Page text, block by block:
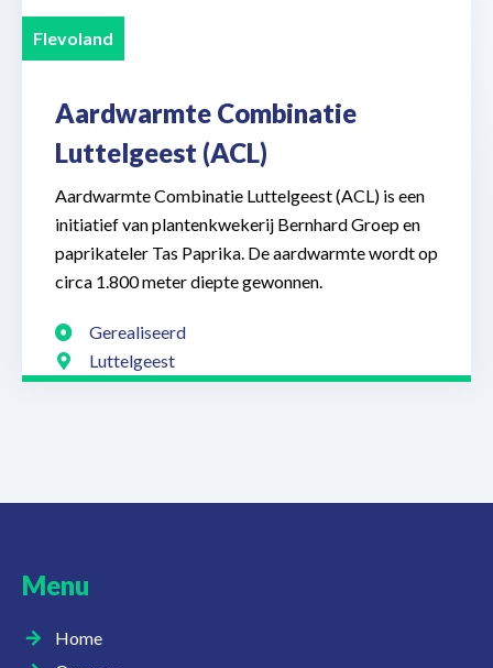
Flevoland
Aardwarmte Combinatie
Luttelgeest (ACL)
Aardwarmte Combinatie Luttelgeest (ACL) is een
initiatief van plantenkwekerij Bernhard Groep en
paprikateler Tas Paprika. De aardwarmte wordt op
circa 1.800 meter diepte gewonnen.
Gerealiseerd
Luttelgeest
Menu
Home